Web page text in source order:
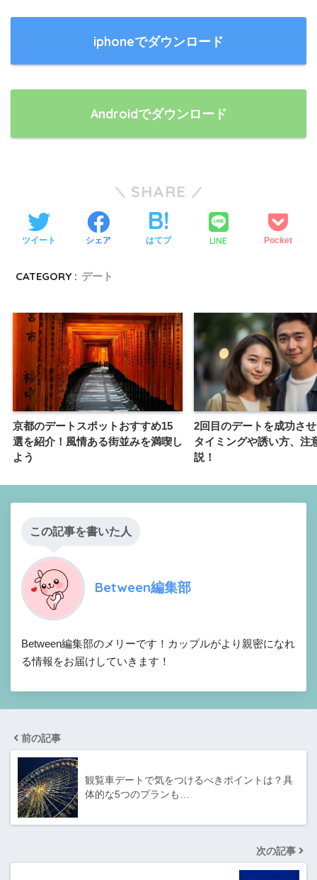
iphoneでダウンロード
Androidでダウンロード
SHARE
ツイート シェア はてブ LINE Pocket
CATEGORY : デート
京都のデートスポットおすすめ15
選を紹介！風情ある街並みを満喫し
よう
2回目のデートを成功さ
タイミングや誘い方、注
説！
この記事を書いた人
Between編集部
Between編集部のメリーです！カップルがより親密になれ
る情報をお届けしていきます！
前の記事
観覧車デートで気をつけるべきポイントは？具
体的な5つのプランも…
次の記事